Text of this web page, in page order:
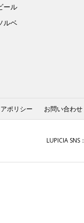
ール
ルベ
ポリシー お問い合わせ
LUPICIA SNS：